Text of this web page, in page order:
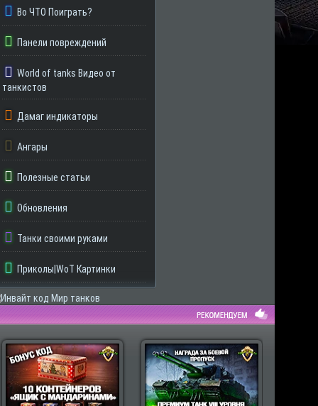
Во ЧТО Поиграть?
Панели повреждений
World of tanks Видео от
танкистов
Дамаг индикаторы
Ангары
Полезные статьи
Обновления
Танки своими руками
Приколы|WoT Картинки
моды Wot